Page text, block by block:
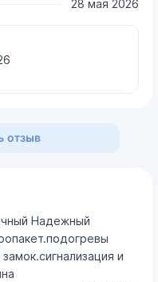
28 мая 2026
отзыв
Надежный
и